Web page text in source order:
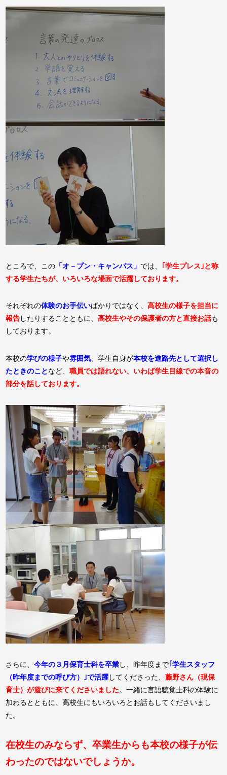
ところで、この 「オ－プン・キャンパス」 では、
｢学生プレス｣と称
する学生たちが、いろいろな場面で活躍しております。
それぞれの体験のお手伝いばかりではなく、高校生の様子を担当に
報告したりすることともに、高校生やその保護者の方と直接お話も
しております。
本校の学びの様子や雰囲気、学生自身が本校を進路先として選択し
たときのことなど、職員では語れない、いわば学生目線での本音の
部分を話しております。
さらに、今年の３月保育士科を卒業し、昨年度まで ｢学生スタッフ
（昨年度までの呼び方）｣で活躍してくださった、藤野さん（現保
育士）が遊びに来てくださいました。一緒に言語聴覚士科の体験に
加わるとともに、高校生にもいろいろとお話もしてくださいまし
た。
在校生のみならず、卒業生からも本校の様子が伝
わったのではないでしょうか。